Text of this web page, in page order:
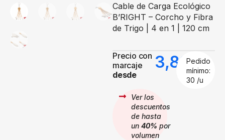
Cable de Carga Ecológico
B’RIGHT – Corcho y Fibra
de Trigo | 4 en 1 | 120 cm
Precio con
marcaje
desde
3,88€
Pedido
mínimo:
30 /u
Ver los
descuentos
de hasta
un 40% por
volumen